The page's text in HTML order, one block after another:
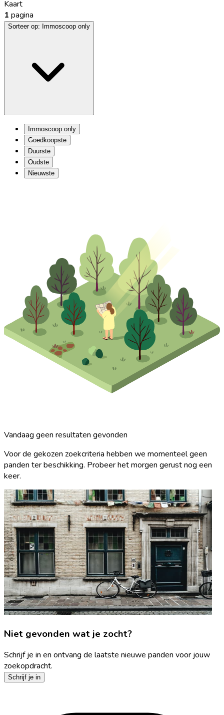
Kaart
1 pagina
Sorteer op: Immoscoop only
Immoscoop only
Goedkoopste
Duurste
Oudste
Nieuwste
Vandaag geen resultaten gevonden
Voor de gekozen zoekcriteria hebben we momenteel geen
panden ter beschikking. Probeer het morgen gerust nog een
keer.
Niet gevonden wat je zocht?
Schrijf je in en ontvang de laatste nieuwe panden voor jouw
zoekopdracht.
Schrijf je in